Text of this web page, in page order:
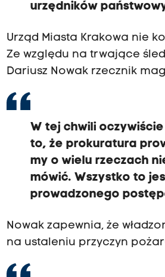
urzędników
Urząd Miasta Krakowa nie
Ze względu na trwające
Dariusz Nowak rzecznik
W tej chwili
to, że prokuratura
my o wielu rzeczach
mówić. Wszystko to
prowadzonego
Nowak zapewnia, że
na ustaleniu przyczyn